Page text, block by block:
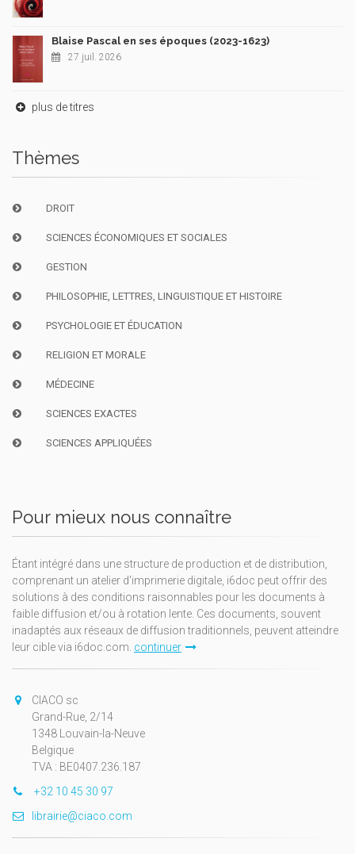
Blaise Pascal en ses époques (2023-1623)
27 juil. 2026
plus de titres
Thèmes
DROIT
SCIENCES ÉCONOMIQUES ET SOCIALES
GESTION
PHILOSOPHIE, LETTRES, LINGUISTIQUE ET HISTOIRE
PSYCHOLOGIE ET ÉDUCATION
RELIGION ET MORALE
MÉDECINE
SCIENCES EXACTES
SCIENCES APPLIQUÉES
Pour mieux nous connaître
Étant intégré dans une structure de production et de distribution,
comprenant un atelier d'imprimerie digitale, i6doc peut offrir des
solutions à des conditions raisonnables pour les documents à
faible diffusion et/ou à rotation lente. Ces documents, souvent
inadaptés aux réseaux de diffusion traditionnels, peuvent atteindre
leur cible via i6doc.com. continuer
CIACO sc
Grand-Rue, 2/14
1348 Louvain-la-Neuve
Belgique
TVA : BE0407.236.187
+32 10 45 30 97
librairie@ciaco.com